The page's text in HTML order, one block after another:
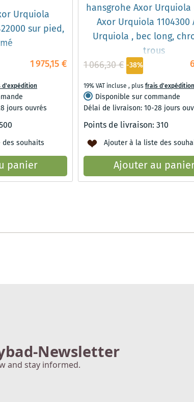
Urquiola
sur pied,
1 975,15 €
d'expédition
jours ouvrés
souhaits
panier
hansgrohe Axor
Axor Urquiola 1104300
Urquiola , bec long,
trous
1 066,30 € -38%
19% VAT incluse , plusfrais d'expédition
Disponible sur commande
Délai de livraison: 10-28 jours
Points de livraison: 310
Ajouter à la liste des
Ajouter au
page
Newsletter
and stay informed.